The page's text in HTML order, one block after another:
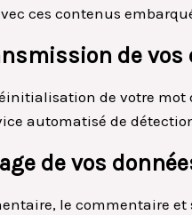
ces contenus
de vos
de votre mot
automatisé de
de vos
le commentaire